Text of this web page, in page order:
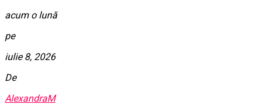
acum o lună
pe
iulie 8, 2026
De
AlexandraM